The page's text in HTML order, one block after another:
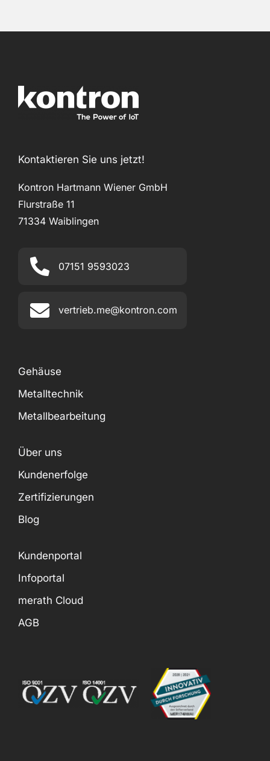
Kontaktieren Sie uns jetzt!
Kontron Hartmann Wiener GmbH
Flurstraße 11
71334 Waiblingen
07151 9593023
vertrieb.me@kontron.com
Gehäuse
Metalltechnik
Metallbearbeitung
Über uns
Kundenerfolge
Zertifizierungen
Blog
Kundenportal
Infoportal
merath Cloud
AGB